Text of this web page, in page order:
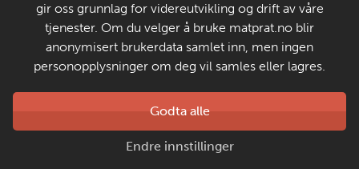
Kontakt oss
Personvern og informasjonskapsler
Laget av
Matprat
gir oss grunnlag for videreutvikling og drift av våre
tjenester. Om du velger å bruke matprat.no blir
anonymisert brukerdata samlet inn, men ingen
personopplysninger om deg vil samles eller lagres.
Godta alle
Endre innstillinger